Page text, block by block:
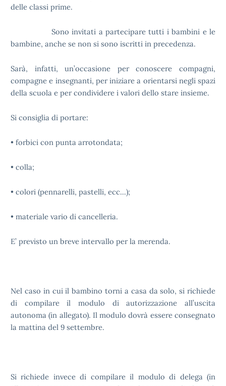
delle classi prime.
Sono invitati a partecipare tutti i bambini e le
bambine, anche se non si sono iscritti in precedenza.
Sarà, infatti, un’occasione per conoscere compagni,
compagne e insegnanti, per iniziare a orientarsi negli spazi
della scuola e per condividere i valori dello stare insieme.
Si consiglia di portare:
• forbici con punta arrotondata;
• colla;
• colori (pennarelli, pastelli, ecc…);
• materiale vario di cancelleria.
E’ previsto un breve intervallo per la merenda.
Nel caso in cui il bambino torni a casa da solo, si richiede
di compilare il modulo di autorizzazione all’uscita
autonoma (in allegato). Il modulo dovrà essere consegnato
la mattina del 9 settembre.
Si richiede invece di compilare il modulo di delega (in